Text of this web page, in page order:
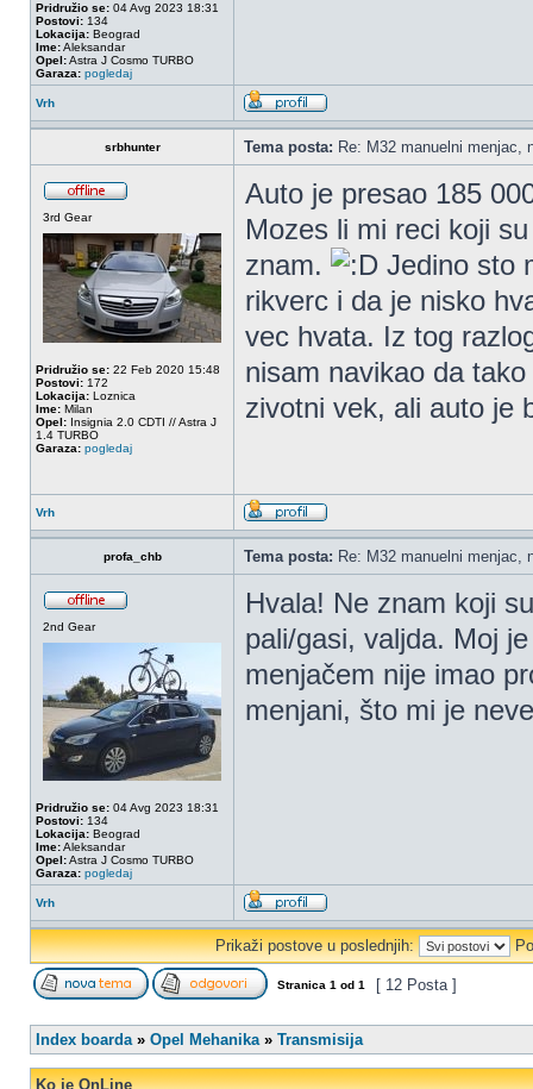
Pridružio se: 04 Avg 2023 18:31
Postovi: 134
Lokacija: Beograd
Ime:Aleksandar
Opel:Astra J Cosmo TURBO
Garaza: pogledaj
Vrh
srbhunter Tema posta: Re: M32 manuelni menjac,
3rd Gear
Pridružio se: 22 Feb 2020 15:48
Postovi: 172
Lokacija: Loznica
Ime: Milan
Opel: Insignia 2.0 CDTI // Astra J
1.4 TURBO
Garaza: pogledaj
Auto je presao 185
Mozes li mi reci koji
znam.
Jedino sto
rikverc i da je nisko
vec hvata. Iz tog
nisam navikao da
zivotni vek, ali auto je
Vrh
profa_chb Tema posta: Re: M32 manuelni menjac,
2nd Gear
Pridružio se: 04 Avg 2023 18:31
Postovi: 134
Lokacija: Beograd
Ime:Aleksandar
Opel:Astra J Cosmo TURBO
Garaza: pogledaj
Hvala! Ne znam koji
pali/gasi, valjda. Moj
menjačem nije imao
menjani, što mi je
Vrh
Prikaži postove u poslednjih:
Stranica 1 od 1 [ 12 Posta ]
Index boarda» Opel Mehanika» Transmisija
Ko je OnLine